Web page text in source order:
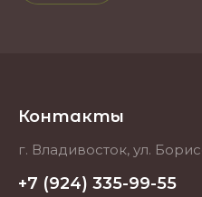
Контакты
г. Владивосток, ул.
+7 (924) 335-99-55